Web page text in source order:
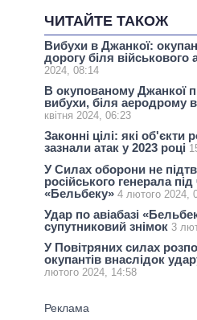
ЧИТАЙТЕ ТАКОЖ
Вибухи в Джанкої:
дорогу біля військового
2024, 08:14
В окупованому Джанкої
вибухи, біля аеродрому
квітня 2024, 06:23
Законні цілі: які об'єкти
зазнали атак у 2023 році
У Силах оборони не
російського генерала
«Бельбеку» 4 лютого 2024,
Удар по авіабазі
супутниковий знімок 3
У Повітряних силах
окупантів внаслідок
лютого 2024, 14:58